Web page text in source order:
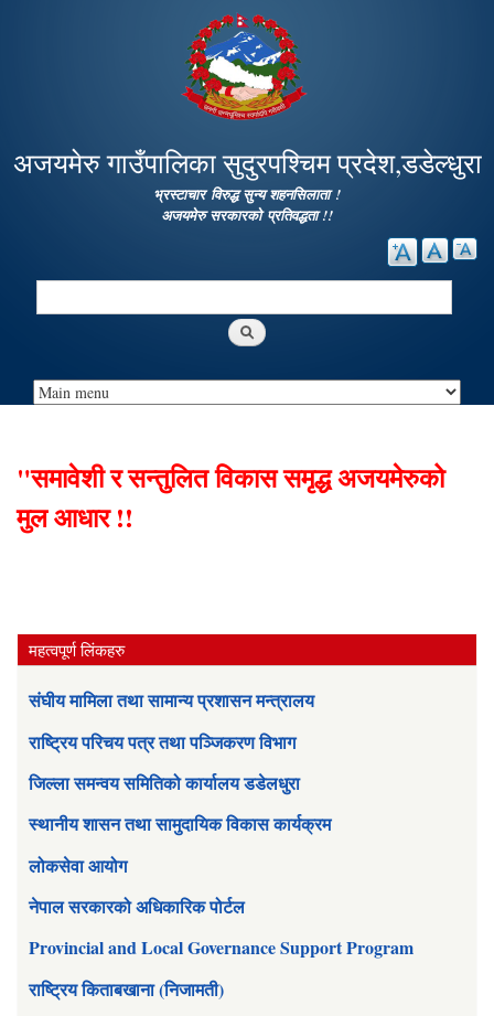
main
content
अजयमेरु गाउँपालिका सुदुरपश्चिम प्रदेश,डडेल्धुरा
भ्रस्टाचार विरुद्ध सुन्य शहनसिलाता !
अजयमेरु सरकारको प्रतिवद्धता !!
Search
"समावेशी र सन्तुलित विकास समृद्ध अजयमेरुको
मुल आधार !!
महत्वपूर्ण लिंकहरु
संघीय मामिला तथा सामान्य प्रशासन मन्त्रालय
राष्ट्रिय परिचय पत्र तथा पञ्जिकरण विभाग
जिल्ला समन्वय समितिको कार्यालय डडेलधुरा
स्थानीय शासन तथा सामुदायिक विकास कार्यक्रम
लोकसेवा आयोग
नेपाल सरकारको अधिकारिक पोर्टल
Provincial and Local Governance Support Program
राष्ट्रिय किताबखाना (निजामती)